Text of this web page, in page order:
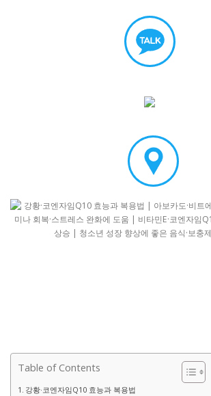
Table of Contents
강황·코엔자임Q10 효능과 복용법